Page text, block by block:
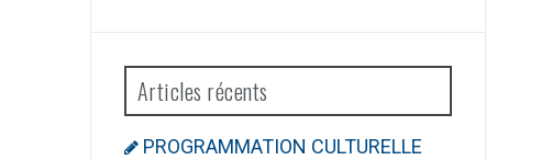
Articles récents
PROGRAMMATION CULTURELLE